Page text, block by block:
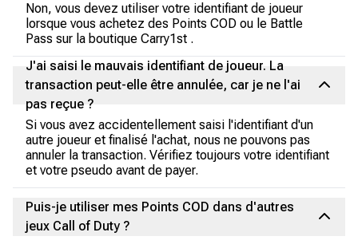
Non, vous devez utiliser votre identifiant de joueur
lorsque vous achetez des Points COD ou le Battle
Pass sur la boutique Carry1st .
J'ai saisi le mauvais identifiant de joueur. La
transaction peut-elle être annulée, car je ne l'ai
pas reçue ?
Si vous avez accidentellement saisi l'identifiant d'un
autre joueur et finalisé l'achat, nous ne pouvons pas
annuler la transaction. Vérifiez toujours votre identifiant
et votre pseudo avant de payer.
Puis-je utiliser mes Points COD dans d'autres
jeux Call of Duty ?